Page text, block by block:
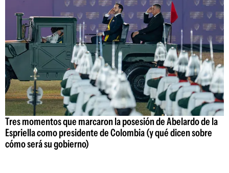
Tres momentos que marcaron la posesión de Abelardo de la
Espriella como presidente de Colombia (y qué dicen sobre
cómo será su gobierno)